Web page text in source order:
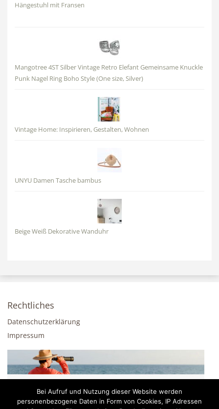
Hängestuhl mit Fransen
Mangotree 4ST Silber Vintage Retro Elefant Gemeinsame Knuckle
Punk Nagel Ring Boho Style (One size, Silver)
Vintage Home: Inspirieren, Gestalten, Wohnen
UNYU Damen Tasche bambus
Beige Weiß Dekorative Wanduhr
Rechtliches
Datenschutzerklärung
Impressum
Bei Aufruf und Nutzung dieser Website werden
personenbezogene Daten in Form von Cookies, IP Adressen